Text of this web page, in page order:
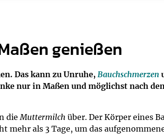
genießen
Das kann zu Unruhe, Bauchschmerzen
nur in Maßen und möglichst nach
dieMuttermilch über. Der Körper eines
mehr als 3 Tage, um das